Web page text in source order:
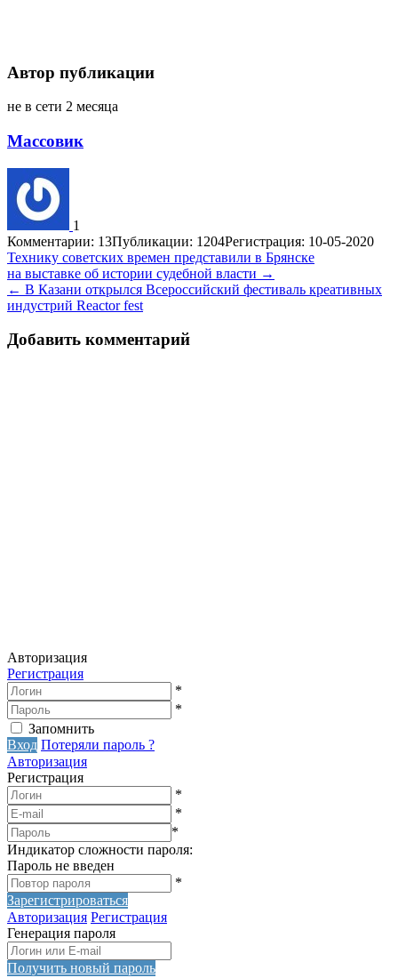
Автор публикации
не в сети 2 месяца
Массовик
1
Комментарии: 13Публикации: 1204Регистрация: 10-05-2020
Навигация
по
записям
Технику советских времен представили в Брянске
на выставке об истории судебной власти →
← В Казани открылся Всероссийский фестиваль креативных
индустрий Reactor fest
Добавить комментарий
Авторизация
Регистрация
*
*
Запомнить
Вход Потеряли пароль ?
Авторизация
Регистрация
*
*
*
Индикатор сложности пароля:
Пароль не введен
*
Зарегистрироваться
Авторизация Регистрация
Генерация пароля
Получить новый пароль